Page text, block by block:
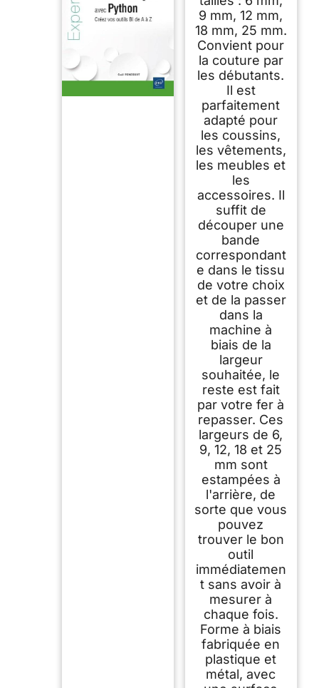
9 mm, 12 mm,
18 mm, 25 mm.
Convient pour
la couture par
les débutants.
Il est
parfaitement
adapté pour
les coussins,
les vêtements,
les meubles et
les
accessoires. Il
suffit de
découper une
bande
correspondant
e dans le tissu
de votre choix
et de la passer
dans la
machine à
biais de la
largeur
souhaitée, le
reste est fait
par votre fer à
repasser. Ces
largeurs de 6,
9, 12, 18 et 25
mm sont
estampées à
l'arrière, de
sorte que vous
pouvez
trouver le bon
outil
immédiatemen
t sans avoir à
mesurer à
chaque fois.
Forme à biais
fabriquée en
plastique et
métal, avec